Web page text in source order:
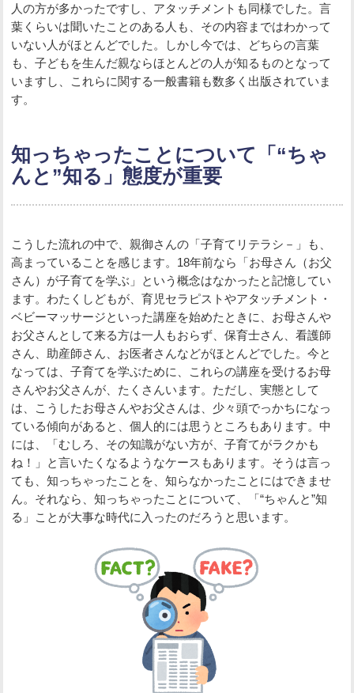
人の方が多かったですし、アタッチメントも同様でした。言
葉くらいは聞いたことのある人も、その内容まではわかって
いない人がほとんどでした。しかし今では、どちらの言葉
も、子どもを生んだ親ならほとんどの人が知るものとなって
いますし、これらに関する一般書籍も数多く出版されていま
す。
知っちゃったことについて「“ちゃ
んと”知る」態度が重要
こうした流れの中で、親御さんの「子育てリテラシ－」も、
高まっていることを感じます。18年前なら「お母さん（お父
さん）が子育てを学ぶ」という概念はなかったと記憶してい
ます。わたくしどもが、育児セラピストやアタッチメント・
ベビーマッサージといった講座を始めたときに、お母さんや
お父さんとして来る方は一人もおらず、保育士さん、看護師
さん、助産師さん、お医者さんなどがほとんどでした。今と
なっては、子育てを学ぶために、これらの講座を受けるお母
さんやお父さんが、たくさんいます。ただし、実態として
は、こうしたお母さんやお父さんは、少々頭でっかちになっ
ている傾向があると、個人的には思うところもあります。中
には、「むしろ、その知識がない方が、子育てがラクかも
ね！」と言いたくなるようなケースもあります。そうは言っ
ても、知っちゃったことを、知らなかったことにはできませ
ん。それなら、知っちゃったことについて、「“ちゃんと”知
る」ことが大事な時代に入ったのだろうと思います。